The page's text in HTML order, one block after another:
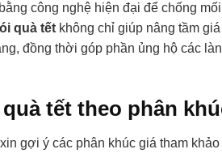
công nghệ hiện đại để chống
quà tết không chỉ giúp nâng tầm
đồng thời góp phần ủng hộ các
tết theo phân
gợi ý các phân khúc giá tham